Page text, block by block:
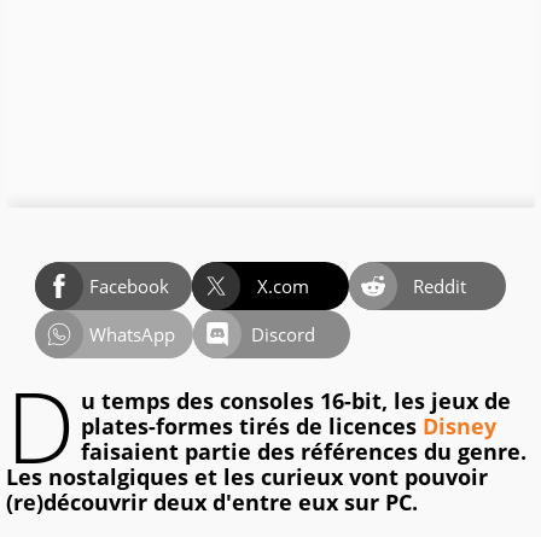
Facebook X.com
Reddit
WhatsApp
Discord
D u temps des consoles 16-bit, les jeux de
plates-formes tirés de licences Disney
faisaient partie des références du genre.
Les nostalgiques et les curieux vont pouvoir
(re)découvrir deux d'entre eux sur PC.